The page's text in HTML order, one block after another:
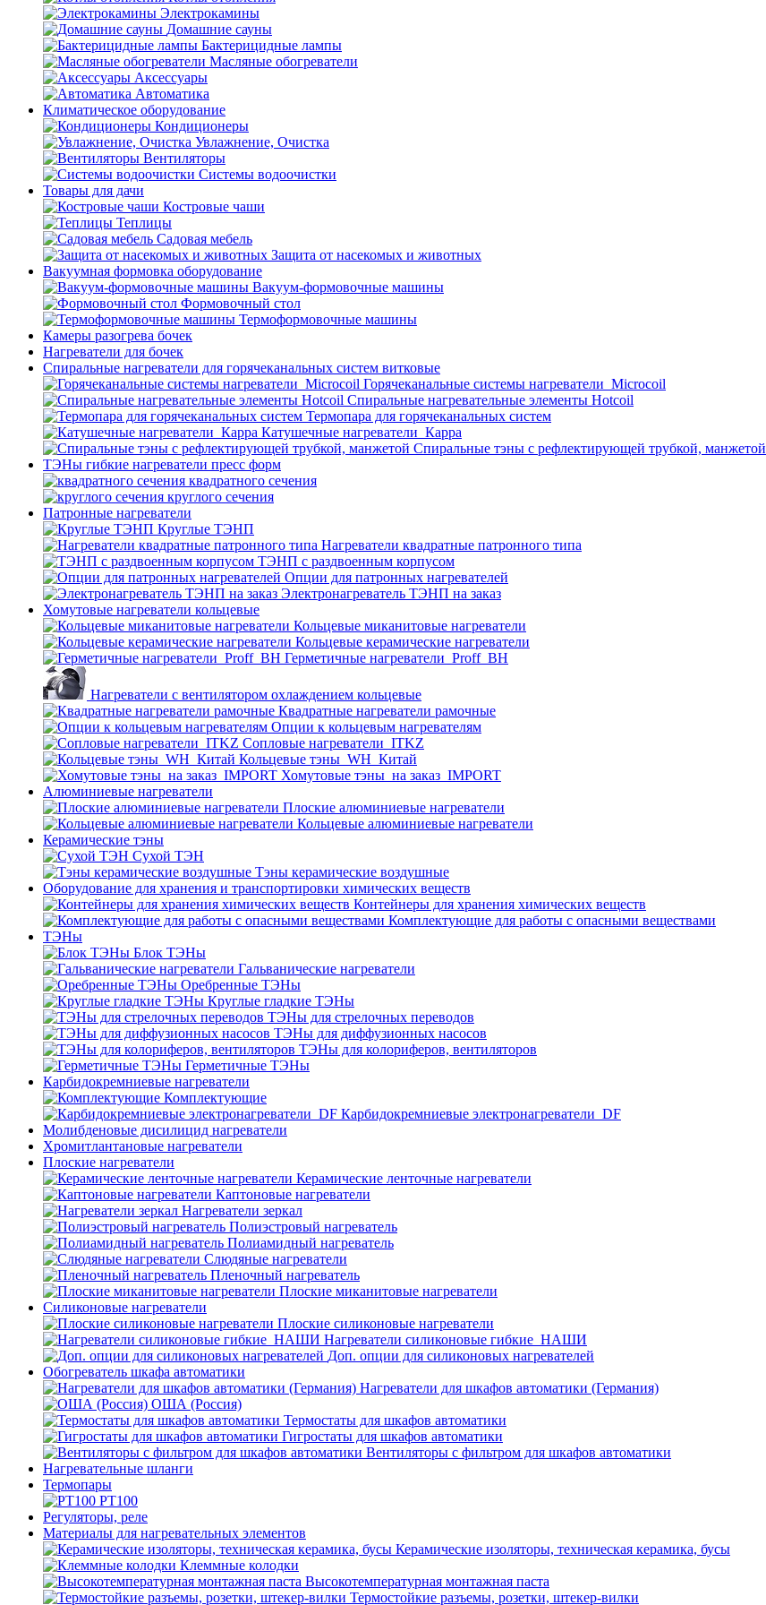
Электрокамины
Домашние сауны
Бактерицидные лампы
Масляные обогреватели
Аксессуары
Автоматика
Климатическое оборудование
Кондиционеры
Увлажнение, Очистка
Вентиляторы
Системы водоочистки
Товары для дачи
Костровые чаши
Теплицы
Садовая мебель
Защита от насекомых и животных
Вакуумная формовка оборудование
Вакуум-формовочные машины
Формовочный стол
Термоформовочные машины
Камеры разогрева бочек
Нагреватели для бочек
Спиральные нагреватели для горячеканальных систем витковые
Горячеканальные системы нагреватели_Microcoil
Спиральные нагревательные элементы Hotcoil
Термопара для горячеканальных систем
Катушечные нагреватели_Карра
Спиральные тэны с рефлектирующей трубкой, манжетой
ТЭНы гибкие нагреватели пресс форм
квадратного сечения
круглого сечения
Патронные нагреватели
Круглые ТЭНП
Нагреватели квадратные патронного типа
ТЭНП с раздвоенным корпусом
Опции для патронных нагревателей
Электронагреватель ТЭНП на заказ
Хомутовые нагреватели кольцевые
Кольцевые миканитовые нагреватели
Кольцевые керамические нагреватели
Герметичные нагреватели_Proff_BH
Нагреватели с вентилятором охлаждением кольцевые
Квадратные нагреватели рамочные
Опции к кольцевым нагревателям
Cопловые нагреватели_ITKZ
Кольцевые тэны_WH_Китай
Хомутовые тэны_на заказ_IMPORT
Алюминиевые нагреватели
Плоские алюминиевые нагреватели
Кольцевые алюминиевые нагреватели
Керамические тэны
Сухой ТЭН
Тэны керамические воздушные
Оборудование для хранения и транспортировки химических веществ
Контейнеры для хранения химических веществ
Комплектующие для работы с опасными веществами
ТЭНы
Блок ТЭНы
Гальванические нагреватели
Оребренные ТЭНы
Круглые гладкие ТЭНы
ТЭНы для стрелочных переводов
ТЭНы для диффузионных насосов
ТЭНы для колориферов, вентиляторов
Герметичные ТЭНы
Карбидокремниевые нагреватели
Комплектующие
Карбидокремниевые электронагреватели_DF
Молибденовые дисилицид нагреватели
Хромитлантановые нагреватели
Плоские нагреватели
Керамические ленточные нагреватели
Каптоновые нагреватели
Нагреватели зеркал
Полиэстровый нагреватель
Полиамидный нагреватель
Слюдяные нагреватели
Пленочный нагреватель
Плоские миканитовые нагреватели
Силиконовые нагреватели
Плоские силиконовые нагреватели
Нагреватели силиконовые гибкие_НАШИ
Доп. опции для силиконовых нагревателей
Обогреватель шкафа автоматики
Нагреватели для шкафов автоматики (Германия)
ОША (Россия)
Термостаты для шкафов автоматики
Гигростаты для шкафов автоматики
Вентиляторы с фильтром для шкафов автоматики
Нагревательные шланги
Термопары
PT100
Регуляторы, реле
Материалы для нагревательных элементов
Керамические изоляторы, техническая керамика, бусы
Клеммные колодки
Высокотемпературная монтажная паста
Термостойкие разъемы, розетки, штекер-вилки